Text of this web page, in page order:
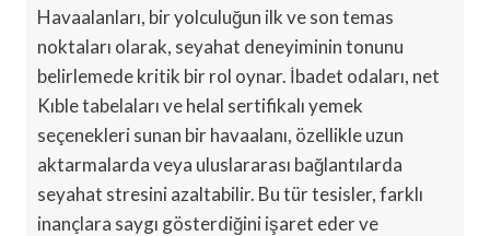
Havaalanları, bir yolculuğun ilk ve son temas
noktaları olarak, seyahat deneyiminin tonunu
belirlemede kritik bir rol oynar. İbadet odaları, net
Kıble tabelaları ve helal sertifikalı yemek
seçenekleri sunan bir havaalanı, özellikle uzun
aktarmalarda veya uluslararası bağlantılarda
seyahat stresini azaltabilir. Bu tür tesisler, farklı
inançlara saygı gösterdiğini işaret eder ve